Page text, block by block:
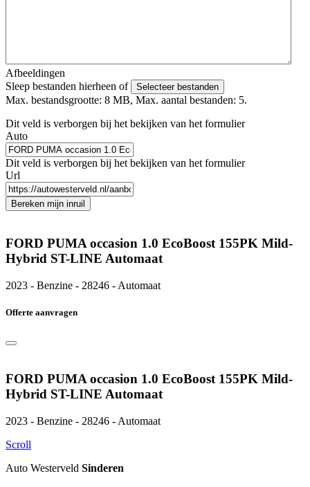
Afbeeldingen
Sleep bestanden hierheen of
Selecteer bestanden
Max. bestandsgrootte: 8 MB, Max. aantal bestanden: 5.
Dit veld is verborgen bij het bekijken van het formulier
Auto
Dit veld is verborgen bij het bekijken van het formulier
Url
Bereken mijn inruil
FORD PUMA occasion 1.0 EcoBoost 155PK Mild-
Hybrid ST-LINE Automaat
2023 - Benzine - 28246 - Automaat
Offerte aanvragen
FORD PUMA occasion 1.0 EcoBoost 155PK Mild-
Hybrid ST-LINE Automaat
2023 - Benzine - 28246 - Automaat
Scroll
Auto Westerveld Sinderen